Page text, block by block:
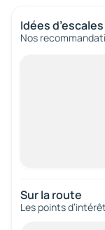
Idées d’escales
Nos
Sur la route
Les points